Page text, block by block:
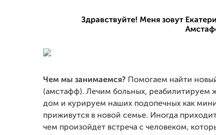
Здравствуйте! Меня зовут
Чем мы занимаемся? Помогаем найти
(амстафф). Лечим больных, реабилитируем
дом и курируем наших подопечных как
приживутся в новой семье. Иногда
чем произойдет встреча с человеком,